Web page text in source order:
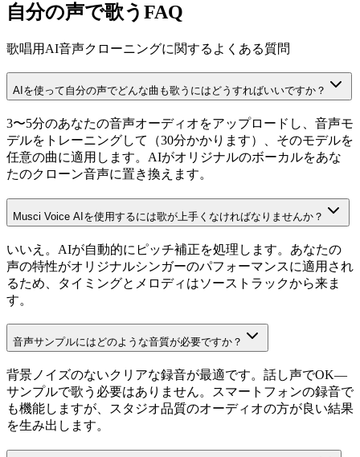
自分の声で歌うFAQ
歌唱用AI音声クローニングに関するよくある質問
AIを使って自分の声でどんな曲も歌うにはどうすればいいですか？
3〜5分のあなたの音声オーディオをアップロードし、音声モ
デルをトレーニングして（30分かかります）、そのモデルを
任意の曲に適用します。AIがオリジナルのボーカルをあな
たのクローン音声に置き換えます。
Musci Voice AIを使用するには歌が上手くなければなりませんか？
いいえ。AIが自動的にピッチ補正を処理します。あなたの
声の特性がオリジナルシンガーのパフォーマンスに適用され
るため、タイミングとメロディはソーストラックから来ま
す。
音声サンプルにはどのような音質が必要ですか？
背景ノイズのないクリアな録音が最適です。話し声でOK—
サンプルで歌う必要はありません。スマートフォンの録音で
も機能しますが、スタジオ品質のオーディオの方が良い結果
を生み出します。